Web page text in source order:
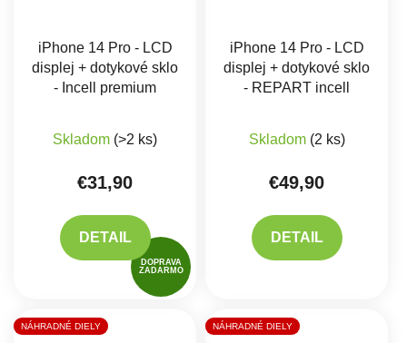
DOPRAVA
ZADARMO
iPhone 14 Pro - LCD
displej + dotykové sklo
- Incell premium
Skladom (>2 ks)
€31,90
DETAIL
iPhone 14 Pro - LCD
displej + dotykové sklo
- REPART incell
Skladom (2 ks)
€49,90
DETAIL
NÁHRADNÉ DIELY NÁHRADNÉ DIELY